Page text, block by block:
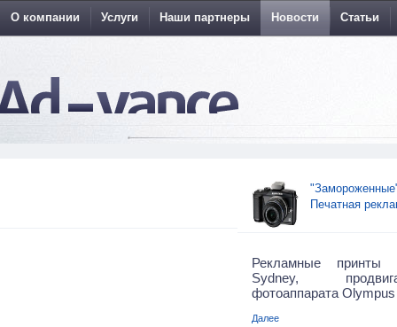
О компании Услуги Наши партнеры Новости Статьи
Печатная
Рекламные принты
Sydney,
фотоаппарата
Далее